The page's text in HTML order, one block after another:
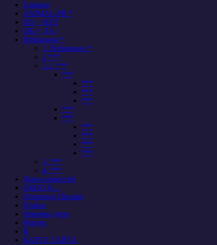
Главная
ANIMAL-PR *
NO = НЕТ
OK = ДА /
Избранное *
1. Избранное *
2 ***
2.1. ***
***
***
***
***
***
***
***
***
***
***
3. ***
4. ***
Лента новостей
ОКНО В…
Открытое Письмо
Планы
Рекомен-дуем
Форум
Я
КАРТА САЙТА